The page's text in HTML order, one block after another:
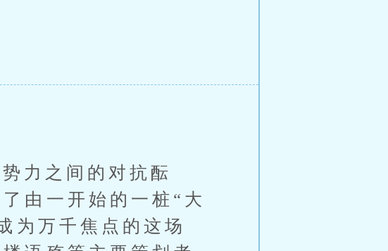
之间的对抗酝
由一开始的一桩“大
为万千焦点的这场